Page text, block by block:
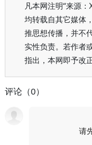
凡本网注明“来源：
均转载自其它媒体
推思想传播，并不
实性负责。若作者
指出，本网即予改正
评论（0）
请